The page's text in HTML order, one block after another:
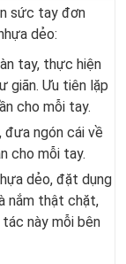
sức tay đơn
dẻo:
tay, thực hiện
giãn. Ưu tiên lặp
cho mỗi tay.
đưa ngón cái về
cho mỗi tay.
dẻo, đặt dụng
nắm thật chặt,
này mỗi bên